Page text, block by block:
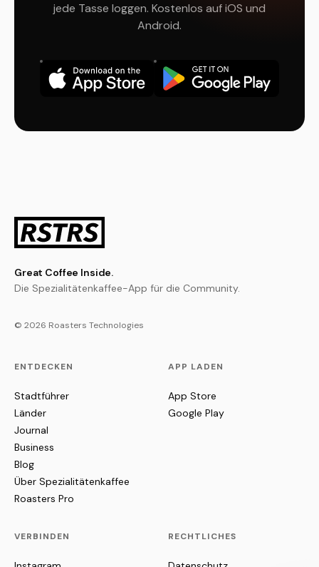
jede Tasse loggen. Kostenlos auf iOS und
Android.
Great Coffee Inside.
Die Spezialitätenkaffee-App für die Community.
© 2026 Roasters Technologies
ENTDECKEN
Stadtführer
Länder
Journal
Business
Blog
Über Spezialitätenkaffee
Roasters Pro
APP LADEN
App Store
Google Play
VERBINDEN RECHTLICHES